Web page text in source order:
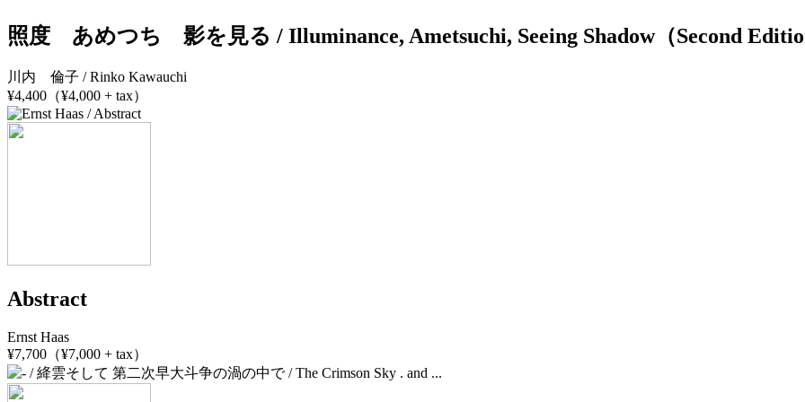
照度 あめつち 影を見る / Illuminance, Ametsuchi, Seeing Shadow（Second
川内 倫子 / Rinko Kawauchi
¥4,400（¥4,000 + tax）
Abstract
Ernst Haas
¥7,700（¥7,000 + tax）